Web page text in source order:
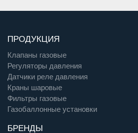
ПРОДУКЦИЯ
Клапаны газовые
Регуляторы давления
Датчики реле давления
Краны шаровые
Фильтры газовые
Газобаллонные установки
БРЕНДЫ